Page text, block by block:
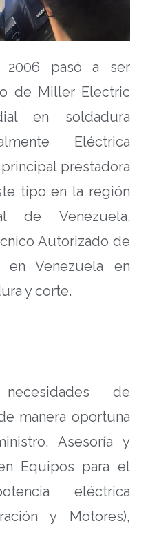
pasó a ser
de Miller Electric
en soldadura
Eléctrica
prestadora
tipo en la región
de Venezuela.
Autorizado de
en Venezuela en
y corte.
de
manera oportuna
Asesoría y
Equipos para el
eléctrica
y Motores),